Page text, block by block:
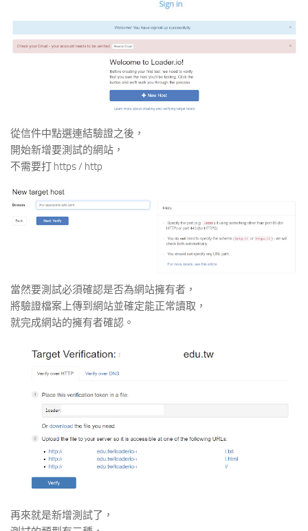
從信件中點選連結驗證之後，
開始新增要測試的網站，
不需要打 https / http
當然要測試必須確認是否為網站擁有者，
將驗證檔案上傳到網站並確定能正常讀取，
就完成網站的擁有者確認。
再來就是新增測試了，